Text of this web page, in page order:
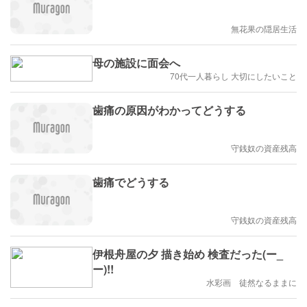
無花果の隠居生活
母の施設に面会へ
70代一人暮らし 大切にしたいこと
歯痛の原因がわかってどうする
守銭奴の資産残高
歯痛でどうする
守銭奴の資産残高
伊根舟屋の夕 描き始め 検査だった(ー_
ー)!!
水彩画 徒然なるままに